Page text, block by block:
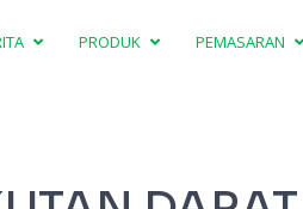
PRODUK PEMASARAN